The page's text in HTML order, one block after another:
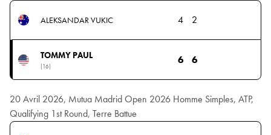
ALEKSANDAR VUKIC 4 2
TOMMY PAUL
(16)
6 6
20 Avril 2026, Mutua Madrid Open 2026 Homme Simples, ATP,
Qualifying 1st Round, Terre Battue